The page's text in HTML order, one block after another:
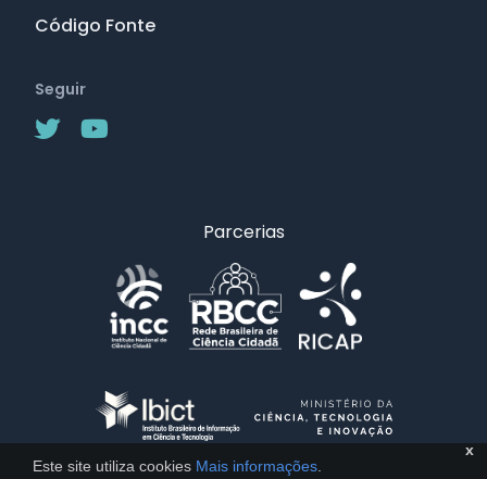
x
Este site utiliza cookies Mais informações
Código Fonte
Seguir
Parcerias